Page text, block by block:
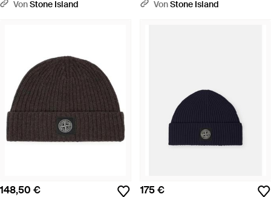
VonStone Island VonStone Island
148,50 € 175 €